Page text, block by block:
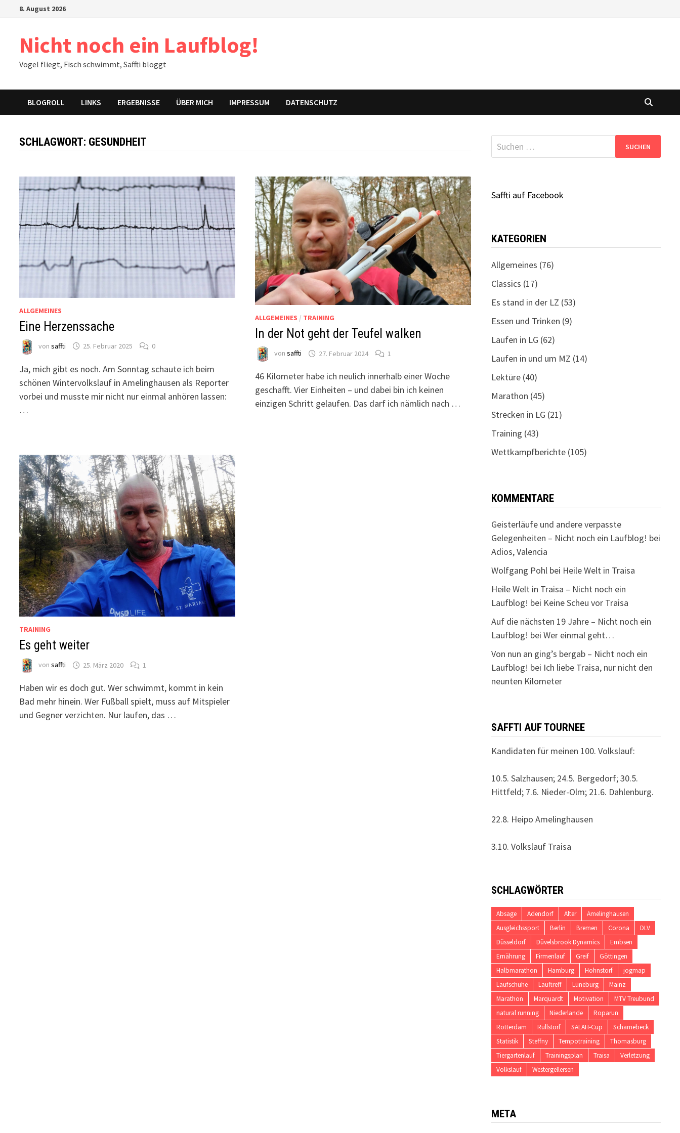
8. August 2026
Nicht noch ein Laufblog!
Vogel fliegt, Fisch schwimmt, Saffti bloggt
BLOGROLL LINKS ERGEBNISSE ÜBER MICH IMPRESSUM DATENSCHUTZ
SCHLAGWORT: GESUNDHEIT
ALLGEMEINES
Eine Herzenssache
vonsaffti 25. Februar 2025 0
Ja, mich gibt es noch. Am Sonntag schaute ich beim
schönen Wintervolkslauf in Amelinghausen als Reporter
vorbei und musste mir nicht nur einmal anhören lassen:
…
ALLGEMEINES / TRAINING
In der Not geht der Teufel walken
von saffti 27. Februar 2024 1
46 Kilometer habe ich neulich innerhalb einer Woche
geschafft. Vier Einheiten – und dabei bin ich keinen
einzigen Schritt gelaufen. Das darf ich nämlich nach …
TRAINING
Es geht weiter
vonsaffti 25. März 2020 1
Haben wir es doch gut. Wer schwimmt, kommt in kein
Bad mehr hinein. Wer Fußball spielt, muss auf Mitspieler
und Gegner verzichten. Nur laufen, das …
Suchen
nach:
Saffti auf Facebook
KATEGORIEN
Allgemeines (76)
Classics (17)
Es stand in der LZ (53)
Essen und Trinken (9)
Laufen in LG (62)
Laufen in und um MZ (14)
Lektüre(40)
Marathon (45)
Strecken in LG (21)
Training (43)
Wettkampfberichte(105)
KOMMENTARE
Geisterläufe und andere verpasste
Gelegenheiten – Nicht noch ein Laufblog! bei
Adios, Valencia
Wolfgang Pohlbei Heile Welt in Traisa
Heile Welt in Traisa – Nicht noch ein
Laufblog! bei Keine Scheu vor Traisa
Auf die nächsten 19 Jahre – Nicht noch ein
Laufblog! bei Wer einmal geht…
Von nun an ging’s bergab – Nicht noch ein
Laufblog! bei Ich liebe Traisa, nur nicht den
neunten Kilometer
SAFFTI AUF TOURNEE
Kandidaten für meinen 100. Volkslauf:
10.5. Salzhausen; 24.5. Bergedorf; 30.5.
Hittfeld; 7.6. Nieder-Olm; 21.6. Dahlenburg.
22.8. Heipo Amelinghausen
3.10. Volkslauf Traisa
SCHLAGWÖRTER
Absage Adendorf Alter
Amelinghausen
Ausgleichssport
Berlin Bremen Corona
DLV
Düsseldorf
Düvelsbrook Dynamics
Embsen
Ernährung
Firmenlauf Greif
Göttingen
Halbmarathon
Hamburg Hohnstorf
jogmap
Laufschuhe
Lauftreff Lüneburg
Mainz
Marathon
Marquardt Motivation
MTV Treubund
natural running
Niederlande
Roparun
Rotterdam
Rullstorf SALAH-Cup
Scharnebeck
Statistik
Steffny Tempotraining
Thomasburg
Tiergartenlauf
Trainingsplan Traisa
Verletzung
Volkslauf
Westergellersen
META